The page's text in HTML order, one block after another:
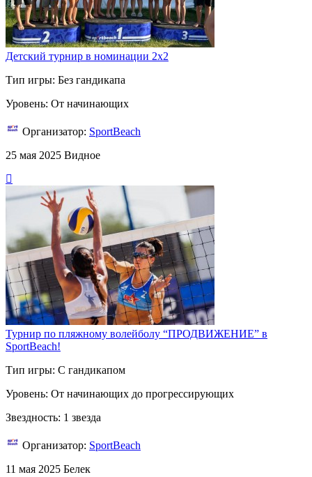
Детский турнир в номинации 2х2
Тип игры: Без гандикапа
Уровень: От начинающих
Организатор: SportBeach
25 мая 2025 Видное
Турнир по пляжному волейболу “ПРОДВИЖЕНИЕ” в
SportBeach!
Тип игры: С гандикапом
Уровень: От начинающих до прогрессирующих
Звездность: 1 звезда
Организатор: SportBeach
11 мая 2025 Белек